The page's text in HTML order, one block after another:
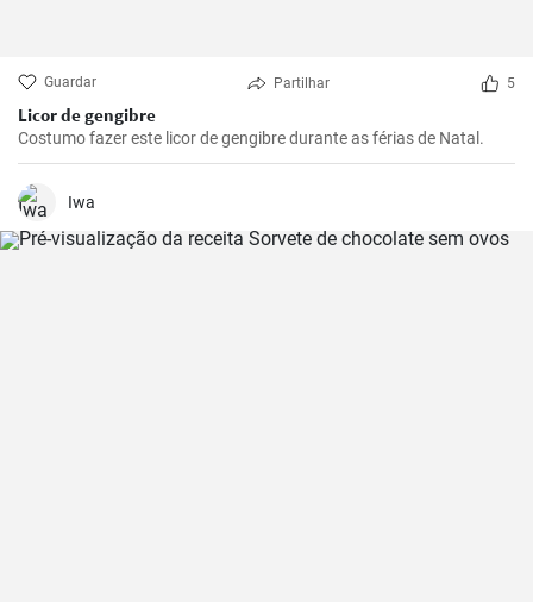
Guardar Partilhar 5
Licor de gengibre
Costumo fazer este licor de gengibre durante as férias de Natal.
Iwa